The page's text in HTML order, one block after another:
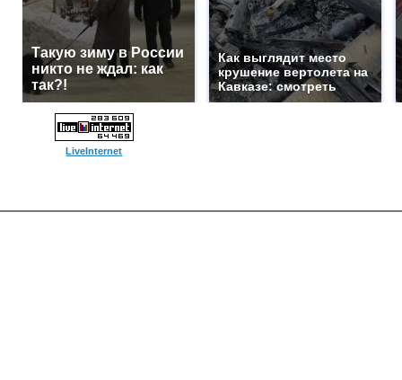
Такую зиму в России
никто не ждал: как
так?!
Как выглядит место
крушение вертолета на
Кавказе: смотреть
LiveInternet